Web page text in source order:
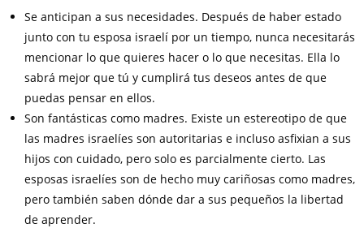
Se anticipan a sus necesidades. Después de haber estado
junto con tu esposa israelí por un tiempo, nunca necesitarás
mencionar lo que quieres hacer o lo que necesitas. Ella lo
sabrá mejor que tú y cumplirá tus deseos antes de que
puedas pensar en ellos.
Son fantásticas como madres. Existe un estereotipo de que
las madres israelíes son autoritarias e incluso asfixian a sus
hijos con cuidado, pero solo es parcialmente cierto. Las
esposas israelíes son de hecho muy cariñosas como madres,
pero también saben dónde dar a sus pequeños la libertad
de aprender.